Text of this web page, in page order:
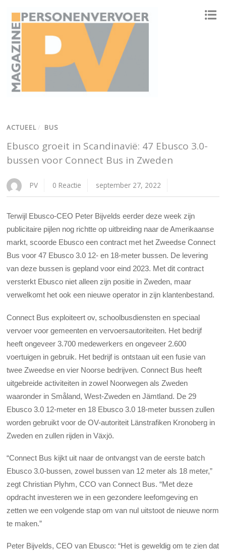
ACTUEEL / BUS
Ebusco groeit in Scandinavië: 47 Ebusco 3.0-
bussen voor Connect Bus in Zweden
PV 0 Reactie september 27, 2022
Terwijl Ebusco-CEO Peter Bijvelds eerder deze week zijn
publicitaire pijlen nog richtte op uitbreiding naar de Amerikaanse
markt, scoorde Ebusco een contract met het Zweedse Connect
Bus voor 47 Ebusco 3.0 12- en 18-meter bussen. De levering
van deze bussen is gepland voor eind 2023. Met dit contract
versterkt Ebusco niet alleen zijn positie in Zweden, maar
verwelkomt het ook een nieuwe operator in zijn klantenbestand.
Connect Bus exploiteert ov, schoolbusdiensten en speciaal
vervoer voor gemeenten en vervoersautoriteiten. Het bedrijf
heeft ongeveer 3.700 medewerkers en ongeveer 2.600
voertuigen in gebruik. Het bedrijf is ontstaan ​​uit een fusie van
twee Zweedse en vier Noorse bedrijven. Connect Bus heeft
uitgebreide activiteiten in zowel Noorwegen als Zweden
waaronder in Småland, West-Zweden en Jämtland. De 29
Ebusco 3.0 12-meter en 18 Ebusco 3.0 18-meter bussen zullen
worden gebruikt voor de OV-autoriteit Länstrafiken Kronoberg in
Zweden en zullen rijden in Växjö.
“Connect Bus kijkt uit naar de ontvangst van de eerste batch
Ebusco 3.0-bussen, zowel bussen van 12 meter als 18 meter,”
zegt Christian Plyhm, CCO van Connect Bus. “Met deze
opdracht investeren we in een gezondere leefomgeving en
zetten we een volgende stap om van nul uitstoot de nieuwe norm
te maken.”
Peter Bijvelds, CEO van Ebusco: “Het is geweldig om te zien dat